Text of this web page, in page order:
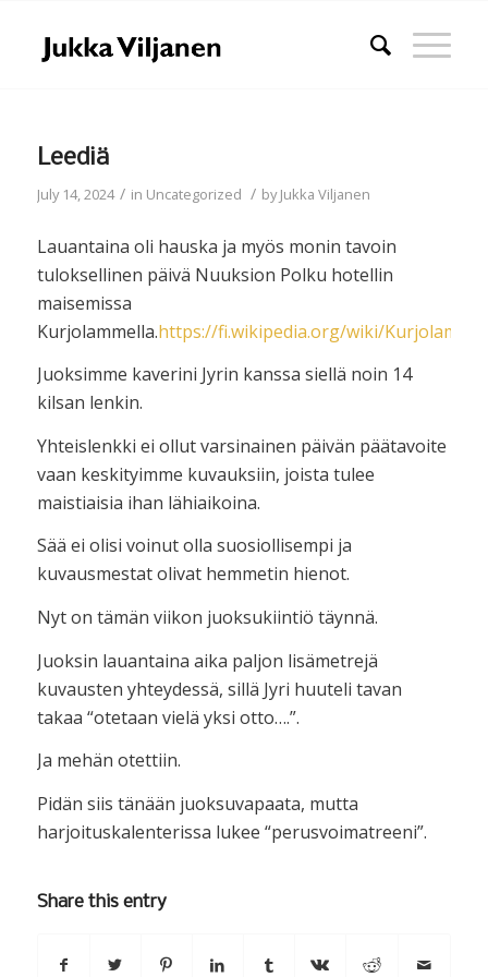
Leediä
July 14, 2024 / in Uncategorized / byJukka Viljanen
Lauantaina oli hauska ja myös monin tavoin
tuloksellinen päivä Nuuksion Polku hotellin
maisemissa
Kurjolammella.https://fi.wikipedia.org/wiki/Kurjolampi
Juoksimme kaverini Jyrin kanssa siellä noin 14
kilsan lenkin.
Yhteislenkki ei ollut varsinainen päivän päätavoite
vaan keskityimme kuvauksiin, joista tulee
maistiaisia ihan lähiaikoina.
Sää ei olisi voinut olla suosiollisempi ja
kuvausmestat olivat hemmetin hienot.
Nyt on tämän viikon juoksukiintiö täynnä.
Juoksin lauantaina aika paljon lisämetrejä
kuvausten yhteydessä, sillä Jyri huuteli tavan
takaa “otetaan vielä yksi otto….”.
Ja mehän otettiin.
Pidän siis tänään juoksuvapaata, mutta
harjoituskalenterissa lukee “perusvoimatreeni”.
Share this entry